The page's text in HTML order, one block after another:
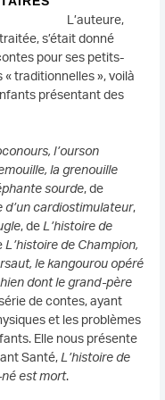
L’auteure,
s’était donné
pour ses petits-
traditionnelles », voilà
présentant des
l’ourson
la grenouille
sourde, de
d’un cardiostimulateur,
, de L’histoire de
L’histoire de Champion,
le kangourou opéré
dont le grand-père
de contes, ayant
et les problèmes
Elle nous présente
Santé, L’histoire de
est mort.